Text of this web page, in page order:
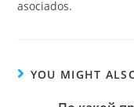
asociados.
YOU MIGHT